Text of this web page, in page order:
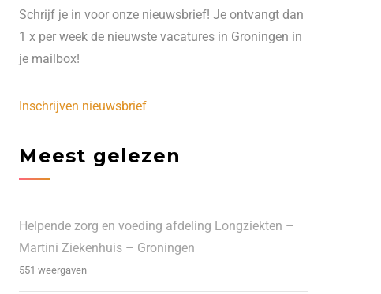
Schrijf je in voor onze nieuwsbrief! Je ontvangt dan
1 x per week de nieuwste vacatures in Groningen in
je mailbox!
Inschrijven nieuwsbrief
Meest gelezen
Helpende zorg en voeding afdeling Longziekten –
Martini Ziekenhuis – Groningen
551 weergaven